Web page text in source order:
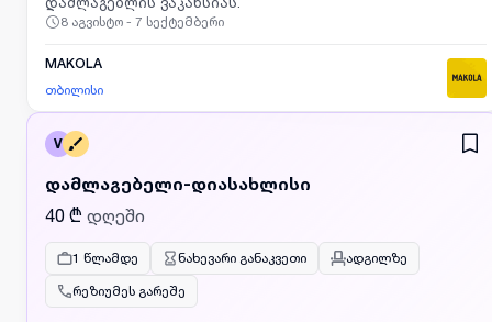
8 აგვისტო - 7 სექტემბერი
MAKOLA
თბილისი
V
დამლაგებელი-დიასახლისი
40 ₾ დღეში
1 წლამდე ნახევარი განაკვეთი
ადგილზე
რეზიუმეს გარეშე